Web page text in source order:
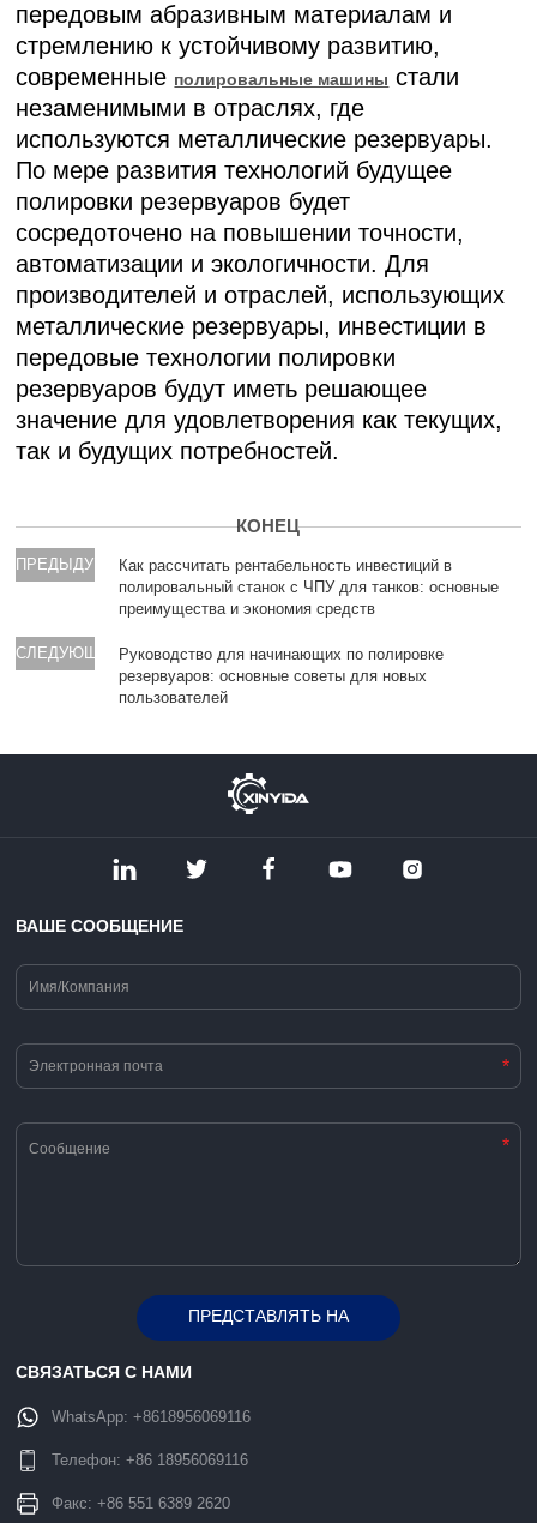
передовым абразивным материалам и
стремлению к устойчивому развитию,
современные полировальные машины стали
незаменимыми в отраслях, где
используются металлические резервуары.
По мере развития технологий будущее
полировки резервуаров будет
сосредоточено на повышении точности,
автоматизации и экологичности. Для
производителей и отраслей, использующих
металлические резервуары, инвестиции в
передовые технологии полировки
резервуаров будут иметь решающее
значение для удовлетворения как текущих,
так и будущих потребностей.
КОНЕЦ
ПРЕДЫДУЩИЙКак рассчитать рентабельность инвестиций в
полировальный станок с ЧПУ для танков: основные
преимущества и экономия средств
СЛЕДУЮЩИЙРуководство для начинающих по полировке
резервуаров: основные советы для новых
пользователей
ВАШЕ СООБЩЕНИЕ
*
*
ПРЕДСТАВЛЯТЬ НА
СВЯЗАТЬСЯ С НАМИ
WhatsApp:+8618956069116
Телефон:+86 18956069116
Факс: +86 551 6389 2620